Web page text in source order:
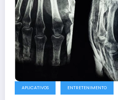
APLICATIVOS ENTRETENIMENTO